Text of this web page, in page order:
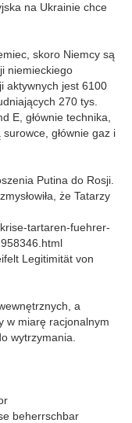
na Ukrainie chce
skoro Niemcy są
niemieckiego
aktywnych jest 6100
270 tys.
E, głównie technika,
głównie gaz i
Putina do Rosji.
że Tatarzy
tartaren-fuehrer-
Legitimität von
a
w miarę racjonalnym
wytrzymania.
beherrschbar